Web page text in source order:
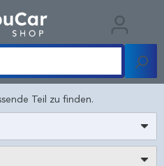
Teil zu finden.